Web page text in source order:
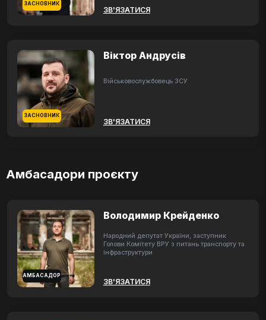
ЗАСНОВНИК
ЗВ'ЯЗАТИСЯ
ЗАСНОВНИК
Віктор Андрусів
Військовослужбовець ЗСУ
ЗВ'ЯЗАТИСЯ
Амбасадори проєкту
АМБАСАДОР
Володимир Крейденко
Народний депутат України, заступник
Голови Комітету ВРУ з питань транспорту та
інфраструктури
ЗВ'ЯЗАТИСЯ